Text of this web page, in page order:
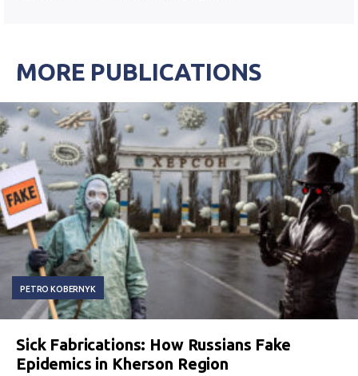
MORE PUBLICATIONS
PETRO KOBERNYK
Sick Fabrications: How Russians Fake
Epidemics in Kherson Region